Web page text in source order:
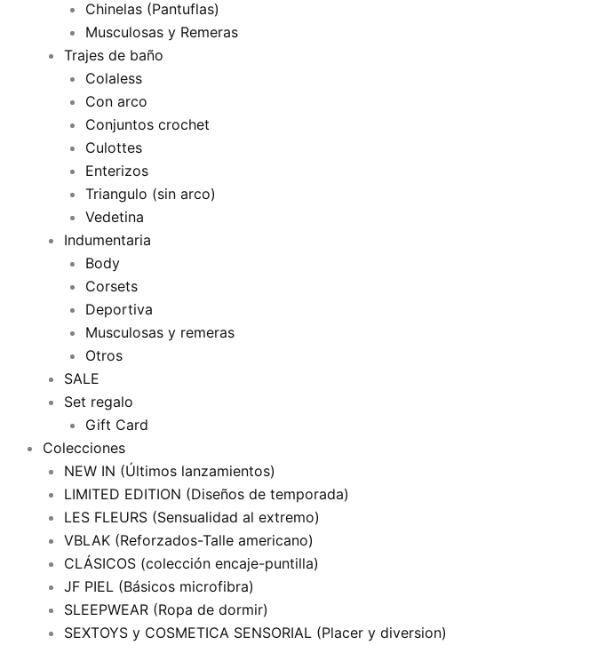
Chinelas (Pantuflas)
Musculosas y Remeras
Trajes de baño
Colaless
Con arco
Conjuntos crochet
Culottes
Enterizos
Triangulo (sin arco)
Vedetina
Indumentaria
Body
Corsets
Deportiva
Musculosas y remeras
Otros
SALE
Set regalo
Gift Card
Colecciones
NEW IN (Últimos lanzamientos)
LIMITED EDITION (Diseños de temporada)
LES FLEURS (Sensualidad al extremo)
VBLAK (Reforzados-Talle americano)
CLÁSICOS (colección encaje-puntilla)
JF PIEL (Básicos microfibra)
SLEEPWEAR (Ropa de dormir)
SEXTOYS y COSMETICA SENSORIAL (Placer y diversion)